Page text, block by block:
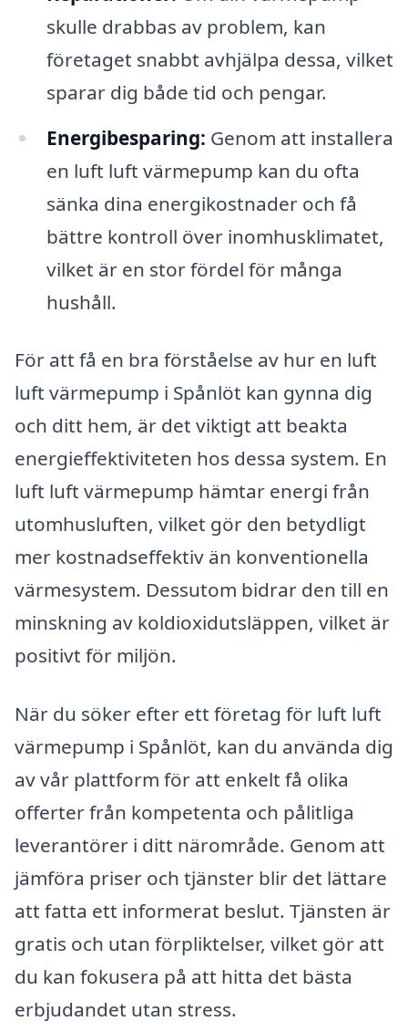
skulle drabbas av problem, kan
företaget snabbt avhjälpa dessa, vilket
sparar dig både tid och pengar.
Energibesparing: Genom att installera
en luft luft värmepump kan du ofta
sänka dina energikostnader och få
bättre kontroll över inomhusklimatet,
vilket är en stor fördel för många
hushåll.
För att få en bra förståelse av hur en luft
luft värmepump i Spånlöt kan gynna dig
och ditt hem, är det viktigt att beakta
energieffektiviteten hos dessa system. En
luft luft värmepump hämtar energi från
utomhusluften, vilket gör den betydligt
mer kostnadseffektiv än konventionella
värmesystem. Dessutom bidrar den till en
minskning av koldioxidutsläppen, vilket är
positivt för miljön.
När du söker efter ett företag för luft luft
värmepump i Spånlöt, kan du använda dig
av vår plattform för att enkelt få olika
offerter från kompetenta och pålitliga
leverantörer i ditt närområde. Genom att
jämföra priser och tjänster blir det lättare
att fatta ett informerat beslut. Tjänsten är
gratis och utan förpliktelser, vilket gör att
du kan fokusera på att hitta det bästa
erbjudandet utan stress.